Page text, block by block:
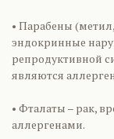
• Парабены
эндокринные
репродуктивной
являются
• Фталаты – рак,
аллергенами.